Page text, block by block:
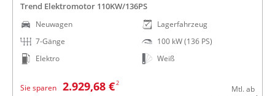
Trend Elektromotor 110KW/136PS
Neuwagen
7-Gänge
Elektro
Lagerfahrzeug
100 kW (136 PS)
Weiß
Sie sparen 2.929,68 €2
Mtl. ab